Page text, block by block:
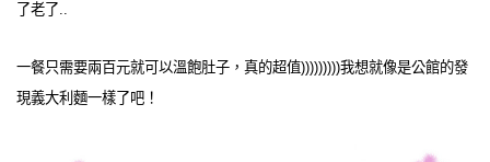
了老了..
一餐只需要兩百元就可以溫飽肚子，真的超值)))))))))我想就像是公館的發
現義大利麵一樣了吧！